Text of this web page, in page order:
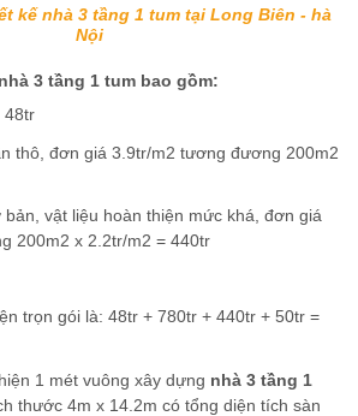
kế nhà 3 tầng 1 tum tại Long Biên - hà
Nội
3 tầng 1 tum bao gồm:
48tr
thô, đơn giá 3.9tr/m2 tương đương 200m2
vật liệu hoàn thiện mức khá, đơn giá
200m2 x 2.2tr/m2 = 440tr
trọn gói là: 48tr + 780tr + 440tr + 50tr =
1 mét vuông xây dựng nhà 3 tầng 1
thước 4m x 14.2m có tổng diện tích sàn